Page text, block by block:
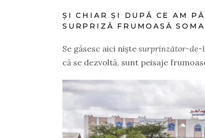
ȘI CHIAR ȘI DUPĂ CE AM
SURPRIZĂ FRUMOASĂ
Se găsesc aici niște surprinzător-de-
că se dezvoltă, sunt peisaje